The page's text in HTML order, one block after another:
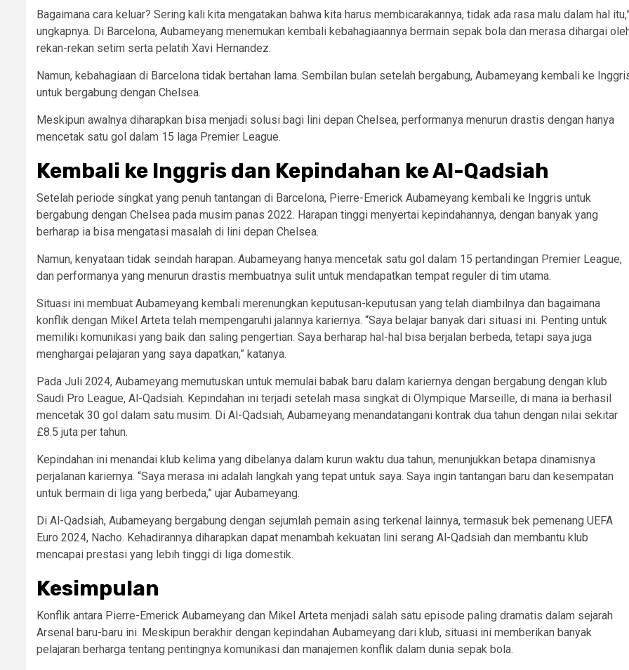
Bagaimana cara keluar? Sering kali kita mengatakan bahwa kita harus membicarakannya, tidak ada rasa malu dalam hal
ungkapnya. Di Barcelona, Aubameyang menemukan kembali kebahagiaannya bermain sepak bola dan merasa dihargai
rekan-rekan setim serta pelatih Xavi Hernandez.
Namun, kebahagiaan di Barcelona tidak bertahan lama. Sembilan bulan setelah bergabung, Aubameyang kembali ke
untuk bergabung dengan Chelsea.
Meskipun awalnya diharapkan bisa menjadi solusi bagi lini depan Chelsea, performanya menurun drastis dengan hanya
mencetak satu gol dalam 15 laga Premier League.
Kembali ke Inggris dan Kepindahan ke Al-Qadsiah
Setelah periode singkat yang penuh tantangan di Barcelona, Pierre-Emerick Aubameyang kembali ke Inggris untuk
bergabung dengan Chelsea pada musim panas 2022. Harapan tinggi menyertai kepindahannya, dengan banyak yang
berharap ia bisa mengatasi masalah di lini depan Chelsea.
Namun, kenyataan tidak seindah harapan. Aubameyang hanya mencetak satu gol dalam 15 pertandingan Premier League,
dan performanya yang menurun drastis membuatnya sulit untuk mendapatkan tempat reguler di tim utama.
Situasi ini membuat Aubameyang kembali merenungkan keputusan-keputusan yang telah diambilnya dan bagaimana
konflik dengan Mikel Arteta telah mempengaruhi jalannya kariernya. “Saya belajar banyak dari situasi ini. Penting untuk
memiliki komunikasi yang baik dan saling pengertian. Saya berharap hal-hal bisa berjalan berbeda, tetapi saya juga
menghargai pelajaran yang saya dapatkan,” katanya.
Pada Juli 2024, Aubameyang memutuskan untuk memulai babak baru dalam kariernya dengan bergabung dengan klub
Saudi Pro League, Al-Qadsiah. Kepindahan ini terjadi setelah masa singkat di Olympique Marseille, di mana ia berhasil
mencetak 30 gol dalam satu musim. Di Al-Qadsiah, Aubameyang menandatangani kontrak dua tahun dengan nilai sekitar
£8.5 juta per tahun.
Kepindahan ini menandai klub kelima yang dibelanya dalam kurun waktu dua tahun, menunjukkan betapa dinamisnya
perjalanan kariernya. “Saya merasa ini adalah langkah yang tepat untuk saya. Saya ingin tantangan baru dan kesempatan
untuk bermain di liga yang berbeda,” ujar Aubameyang.
Di Al-Qadsiah, Aubameyang bergabung dengan sejumlah pemain asing terkenal lainnya, termasuk bek pemenang UEFA
Euro 2024, Nacho. Kehadirannya diharapkan dapat menambah kekuatan lini serang Al-Qadsiah dan membantu klub
mencapai prestasi yang lebih tinggi di liga domestik.
Kesimpulan
Konflik antara Pierre-Emerick Aubameyang dan Mikel Arteta menjadi salah satu episode paling dramatis dalam sejarah
Arsenal baru-baru ini. Meskipun berakhir dengan kepindahan Aubameyang dari klub, situasi ini memberikan banyak
pelajaran berharga tentang pentingnya komunikasi dan manajemen konflik dalam dunia sepak bola.